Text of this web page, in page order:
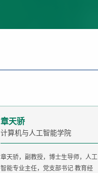
章天骄
计算机与人工智能学院
章天骄，副教授，博士生导师，人工
智能专业主任，党支部书记 教育经